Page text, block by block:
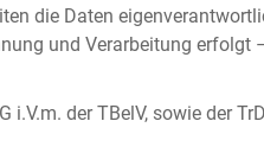
die Daten
und Verarbeitung
i.V.m. der TBelV, sowie der